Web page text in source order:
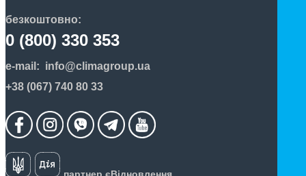
безкоштовно:
0 (800) 330 353
e-mail: info@climagroup.ua
+38 (067) 740 80 33